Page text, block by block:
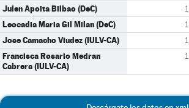
Julen Apoita Bilbao (DeC) 1
Leocadia Maria Gil Milan (DeC) 1
Jose Camacho Viudez (IULV-CA) 1
Francisca Rosario Medran
Cabrera (IULV-CA)
1